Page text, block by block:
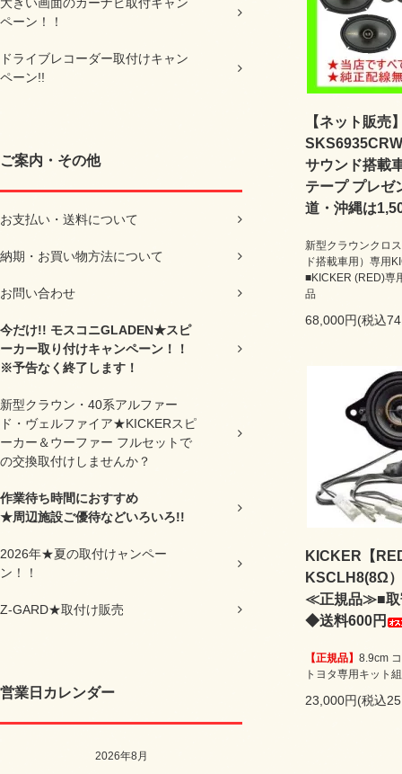
ペーン！！
ドライブレコーダー取付けキャン
ペーン!!
ご案内・その他
お支払い・送料について
納期・お買い物方法について
お問い合わせ
今だけ!! モスコニGLADEN★スピ
ーカー取り付けキャンペーン！！
※予告なく終了します！
新型クラウン・40系アルファー
ド・ヴェルファイア★KICKERスピ
ーカー＆ウーファー フルセットで
の交換取付けしませんか？
作業待ち時間におすすめ
★周辺施設ご優待などいろいろ!!
2026年★夏の取付けャンペー
ン！！
Z-GARD★取付け販売
営業日カレンダー
2026年8月
【ネット販売
サウンド搭載
テープ プレ
道・沖縄は
新型クラウンクロ
ド搭載車用）専用
■KICKER (RED)専
品
68,000円(税込
KICKER【
KSCLH8(8Ω
≪正規品≫■取
◆送料600円
【正規品】 8.9cm
トヨタ専用キット
23,000円(税込